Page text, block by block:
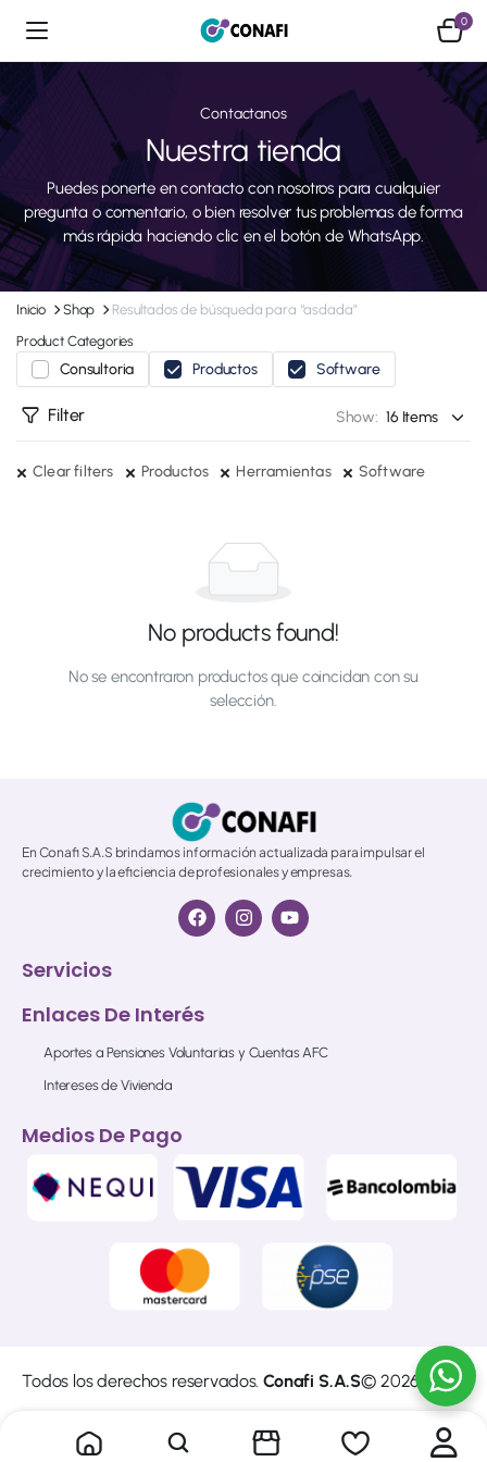
0
Contactanos
Nuestra tienda
Puedes ponerte en contacto con nosotros para cualquier
pregunta o comentario, o bien resolver tus problemas de forma
más rápida haciendo clic en el botón de WhatsApp.
Inicio Shop
Resultados de búsqueda para “asdada”
Product Categories
Consultoria Productos Software
Filter Show:
Clear filters Productos Herramientas Software
No products found!
No se encontraron productos que coincidan con su
selección.
En Conafi S.A.S brindamos información actualizada para impulsar el
crecimiento y la eficiencia de profesionales y empresas.
Servicios
Enlaces De Interés
Aportes a Pensiones Voluntarias y Cuentas AFC
Intereses de Vivienda
Medios De Pago
Todos los derechos reservados.Conafi S.A.S© 2026
Sitio web diseñado y construido por Cibersoft
Grupo
Empresarial A4 S.A.S